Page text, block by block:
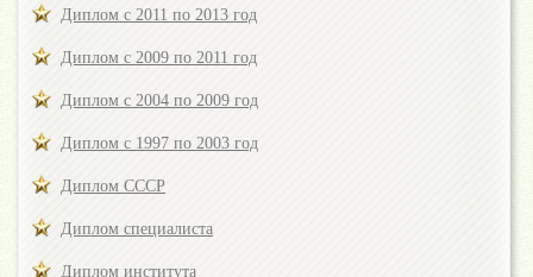
Диплом с 2011 по 2013 год
Диплом с 2009 по 2011 год
Диплом с 2004 по 2009 год
Диплом с 1997 по 2003 год
Диплом СССР
Диплом специалиста
Диплом института